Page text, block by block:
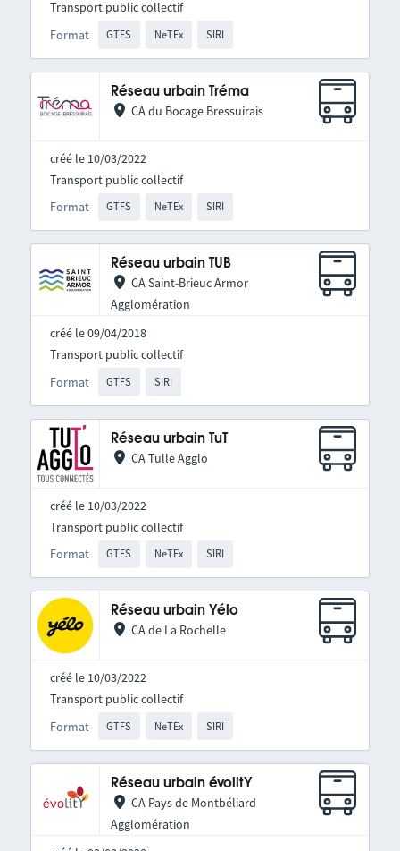
Format GTFS NeTEx SIRI
Transport public collectif
Réseau urbain Tréma
CA du Bocage Bressuirais
créé le 10/03/2022
Format GTFS NeTEx SIRI
Transport public collectif
Réseau urbain TUB
CA Saint-Brieuc Armor
Agglomération
créé le 09/04/2018
Format GTFS SIRI
Transport public collectif
Réseau urbain TuT
CA Tulle Agglo
créé le 10/03/2022
Format GTFS NeTEx SIRI
Transport public collectif
Réseau urbain Yélo
CA de La Rochelle
créé le 10/03/2022
Format GTFS NeTEx SIRI
Transport public collectif
Réseau urbain évolitY
CA Pays de Montbéliard
Agglomération